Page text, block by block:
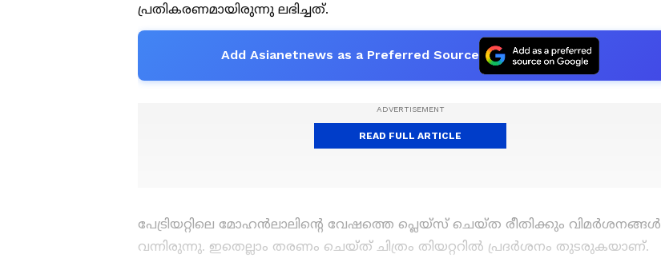
പ്രതികരണമായിരുന്നു ലഭിച്ചത്.
Add Asianetnews as a Preferred Source
പേട്രിയറ്റിലെ മോഹൻലാലിന്റെ വേഷത്തെ പ്ലെയ്സ് ചെയ്ത രീതിക്കും വിമർശനങ്ങൾ
വന്നിരുന്നു. ഇതെല്ലാം തരണം ചെയ്ത് ചിത്രം തിയറ്ററിൽ പ്രദർശനം തുടരുകയാണ്.
READ FULL ARTICLE